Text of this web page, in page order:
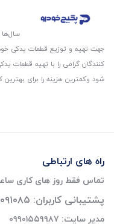
سال‌ها
جهت تهیه و توزیع قطعات یدکی
کنندگان گرامی را با تهیه قطعات
شود و‌کمترین هزینه را برای
راه های ارتباطی
تماس فقط روز های کاری ساعت
پشتیبانی کاربران: ۰۳۵۹۱۰۹۱۰۸۵
مدیر سایت: ۰۹۹۰۱۵۵۹۹۸۷